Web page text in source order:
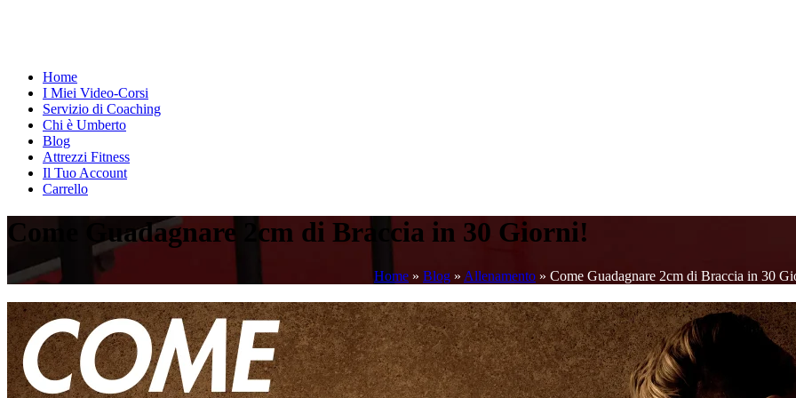
Home
I Miei Video-Corsi
Servizio di Coaching
Chi è Umberto
Blog
Attrezzi Fitness
Il Tuo Account
Carrello
Come Guadagnare 2cm di Braccia in 30 Giorni!
Home » Blog » Allenamento » Come Guadagnare 2cm di Braccia in 30